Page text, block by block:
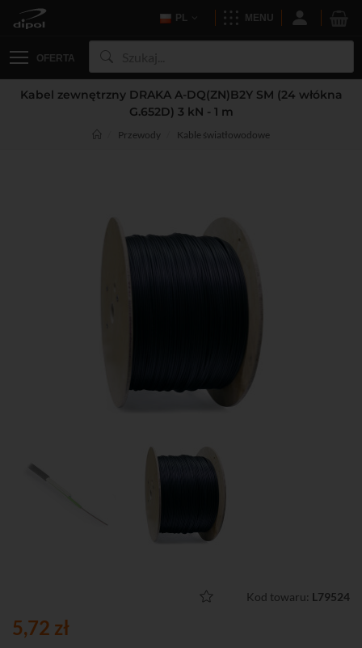
PL MENU
OFERTA
Kabel zewnętrzny DRAKA A-DQ(ZN)B2Y SM (24 włókna
G.652D) 3 kN - 1 m
Przewody Kable światłowodowe
Kod towaru: L79524
5,72 zł